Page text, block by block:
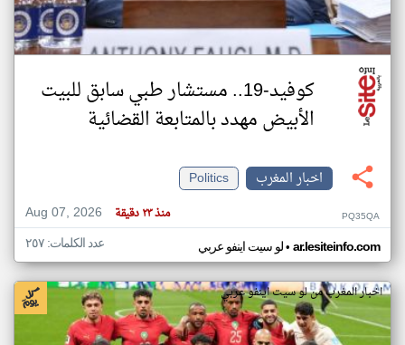
كوفيد-19.. مستشار طبي سابق للبيت
الأبيض مهدد بالمتابعة القضائية
اخبار المغرب
Politics
Aug 07, 2026
منذ ٢٣ دقيقة PQ35QA
لو سيت اينفو عربي• ar.lesiteinfo.com عدد الكلمات: ٢٥٧
اخبار المغرب من لو سيت اينفو عربي